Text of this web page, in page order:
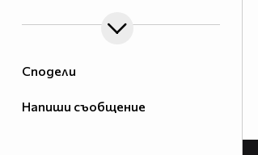
Сподели
Напиши съобщение